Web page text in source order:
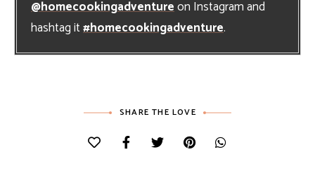
@homecookingadventureon Instagram and
hashtag it#homecookingadventure.
SHARE THE LOVE